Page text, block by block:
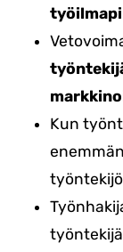
Kun